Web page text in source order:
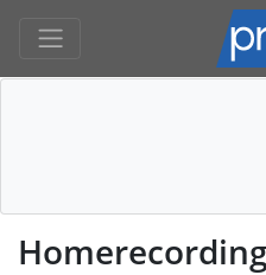
Homerecording